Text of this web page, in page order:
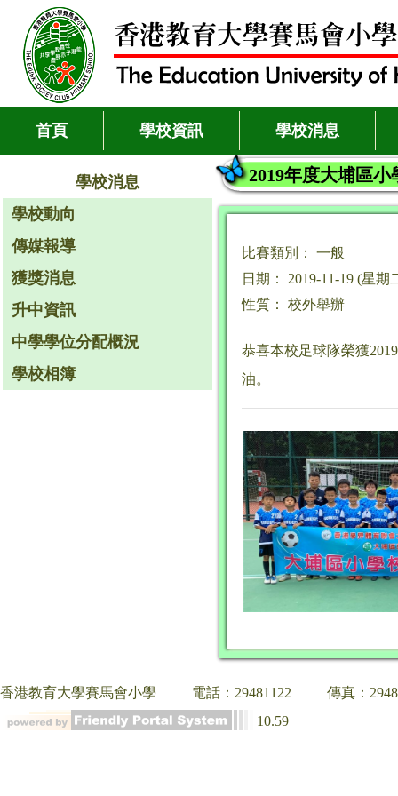
首頁 學校資訊 學校消息
學校消息
學校動向
傳媒報導
獲獎消息
升中資訊
中學學位分配概況
學校相簿
2019年度大埔區
比賽類別： 一般
日期： 2019-11-19 (星期
性質： 校外舉辦
恭喜本校足球隊榮獲
油。
香港教育大學賽馬會小學 電話：29481122
傳真：
10.59